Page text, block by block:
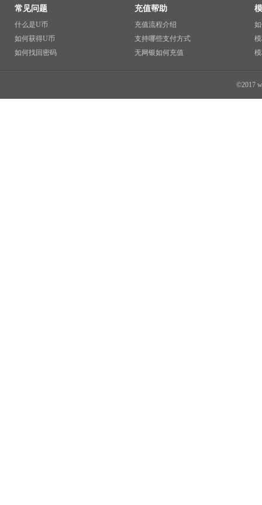
常见问题
什么是U币
如何获得U币
如何找回密码
充值帮助
充值流程介绍
支持哪些支付方式
无网银如何充值
©2017